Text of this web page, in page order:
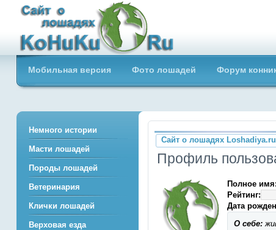
Сайт о лошадях loshadiya.ru
Приветствуем всех любителей
лошадей и конного спорта!
Мобильная версия Фото лошадей Форум
Сайт о лошадях Loshadiya.ru
Профиль
Полное имя:
Рейтинг:
Дата
О себе:
Немного истории
Масти лошадей
Породы лошадей
Ветеринария
Клички лошадей
Верховая езда